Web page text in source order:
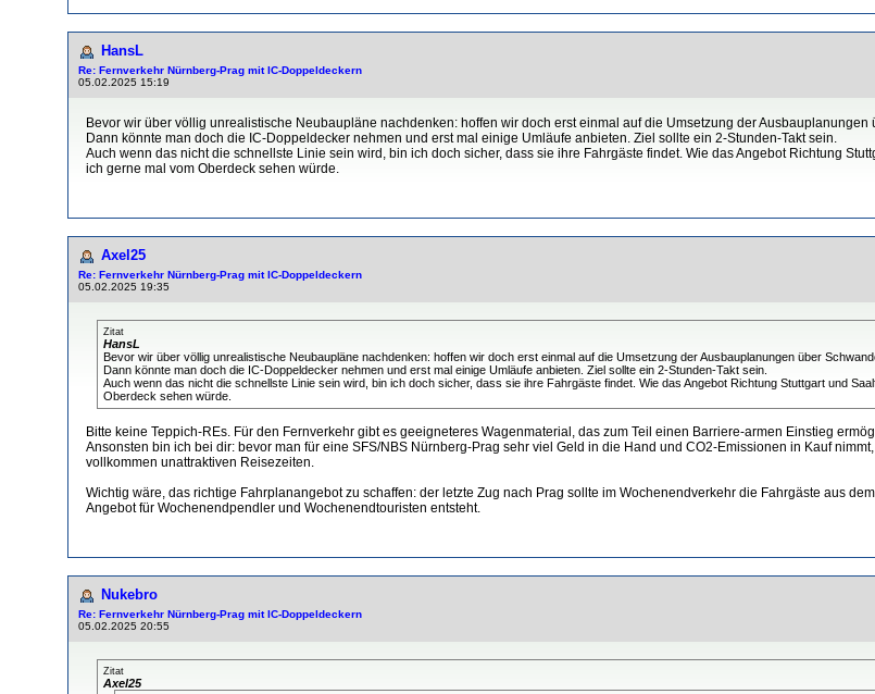
HansL
Re: Fernverkehr Nürnberg-Prag mit IC-Doppeldeckern
05.02.2025 15:19
Bevor wir über völlig unrealistische Neubaupläne nachdenken: hoffen wir doch erst einmal auf die Umsetzung der Ausbauplanungen
Dann könnte man doch die IC-Doppeldecker nehmen und erst mal einige Umläufe anbieten. Ziel sollte ein 2-Stunden-Takt sein.
Auch wenn das nicht die schnellste Linie sein wird, bin ich doch sicher, dass sie ihre Fahrgäste findet. Wie das Angebot Richtung
ich gerne mal vom Oberdeck sehen würde.
Axel25
Re: Fernverkehr Nürnberg-Prag mit IC-Doppeldeckern
05.02.2025 19:35
Zitat
HansL
Bevor wir über völlig unrealistische Neubaupläne nachdenken: hoffen wir doch erst einmal auf die Umsetzung der Ausbauplanungen über
Dann könnte man doch die IC-Doppeldecker nehmen und erst mal einige Umläufe anbieten. Ziel sollte ein 2-Stunden-Takt sein.
Auch wenn das nicht die schnellste Linie sein wird, bin ich doch sicher, dass sie ihre Fahrgäste findet. Wie das Angebot Richtung Stuttgart und
Oberdeck sehen würde.
Bitte keine Teppich-REs. Für den Fernverkehr gibt es geeigneteres Wagenmaterial, das zum Teil einen Barriere-armen Einstieg
Ansonsten bin ich bei dir: bevor man für eine SFS/NBS Nürnberg-Prag sehr viel Geld in die Hand und CO2-Emissionen in Kauf
vollkommen unattraktiven Reisezeiten.
Wichtig wäre, das richtige Fahrplanangebot zu schaffen: der letzte Zug nach Prag sollte im Wochenendverkehr die Fahrgäste aus
Angebot für Wochenendpendler und Wochenendtouristen entsteht.
Nukebro
Re: Fernverkehr Nürnberg-Prag mit IC-Doppeldeckern
05.02.2025 20:55
Zitat
Axel25